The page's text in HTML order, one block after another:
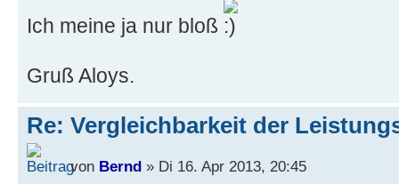
Ich meine ja nur bloß
Gruß Aloys.
Re: Vergleichbarkeit der
von Bernd » Di 16. Apr 2013, 20:45